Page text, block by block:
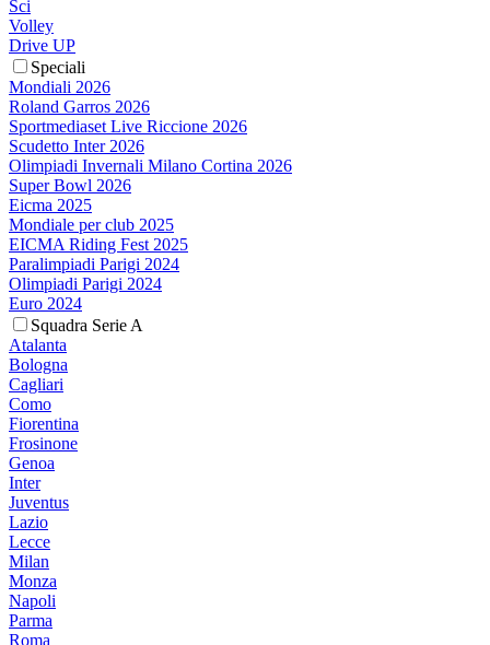
Sci
Volley
Drive UP
Speciali
Mondiali 2026
Roland Garros 2026
Sportmediaset Live Riccione 2026
Scudetto Inter 2026
Olimpiadi Invernali Milano Cortina 2026
Super Bowl 2026
Eicma 2025
Mondiale per club 2025
EICMA Riding Fest 2025
Paralimpiadi Parigi 2024
Olimpiadi Parigi 2024
Euro 2024
Squadra Serie A
Atalanta
Bologna
Cagliari
Como
Fiorentina
Frosinone
Genoa
Inter
Juventus
Lazio
Lecce
Milan
Monza
Napoli
Parma
Roma